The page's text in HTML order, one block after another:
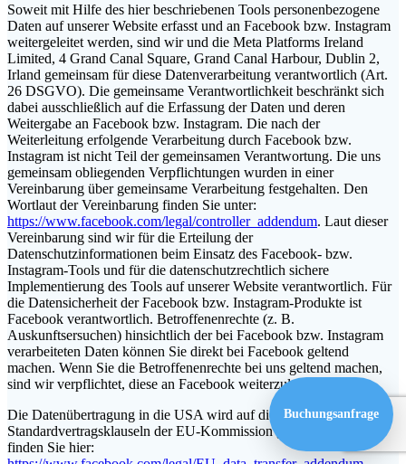
Soweit mit Hilfe des hier beschriebenen Tools personenbezogene
Daten auf unserer Website erfasst und an Facebook bzw. Instagram
weitergeleitet werden, sind wir und die Meta Platforms Ireland
Limited, 4 Grand Canal Square, Grand Canal Harbour, Dublin 2,
Irland gemeinsam für diese Datenverarbeitung verantwortlich (Art.
26 DSGVO). Die gemeinsame Verantwortlichkeit beschränkt sich
dabei ausschließlich auf die Erfassung der Daten und deren
Weitergabe an Facebook bzw. Instagram. Die nach der
Weiterleitung erfolgende Verarbeitung durch Facebook bzw.
Instagram ist nicht Teil der gemeinsamen Verantwortung. Die uns
gemeinsam obliegenden Verpflichtungen wurden in einer
Vereinbarung über gemeinsame Verarbeitung festgehalten. Den
Wortlaut der Vereinbarung finden Sie unter:
https://www.facebook.com/legal/controller_addendum. Laut dieser
Vereinbarung sind wir für die Erteilung der
Datenschutzinformationen beim Einsatz des Facebook- bzw.
Instagram-Tools und für die datenschutzrechtlich sichere
Implementierung des Tools auf unserer Website verantwortlich. Für
die Datensicherheit der Facebook bzw. Instagram-Produkte ist
Facebook verantwortlich. Betroffenenrechte (z. B.
Auskunftsersuchen) hinsichtlich der bei Facebook bzw. Instagram
verarbeiteten Daten können Sie direkt bei Facebook geltend
machen. Wenn Sie die Betroffenenrechte bei uns geltend machen,
sind wir verpflichtet, diese an Facebook weiterzuleiten.
Die Datenübertragung in die USA wird auf die
Standardvertragsklauseln der EU-Kommission gestützt. Details
finden Sie hier:
Buchungsanfrage